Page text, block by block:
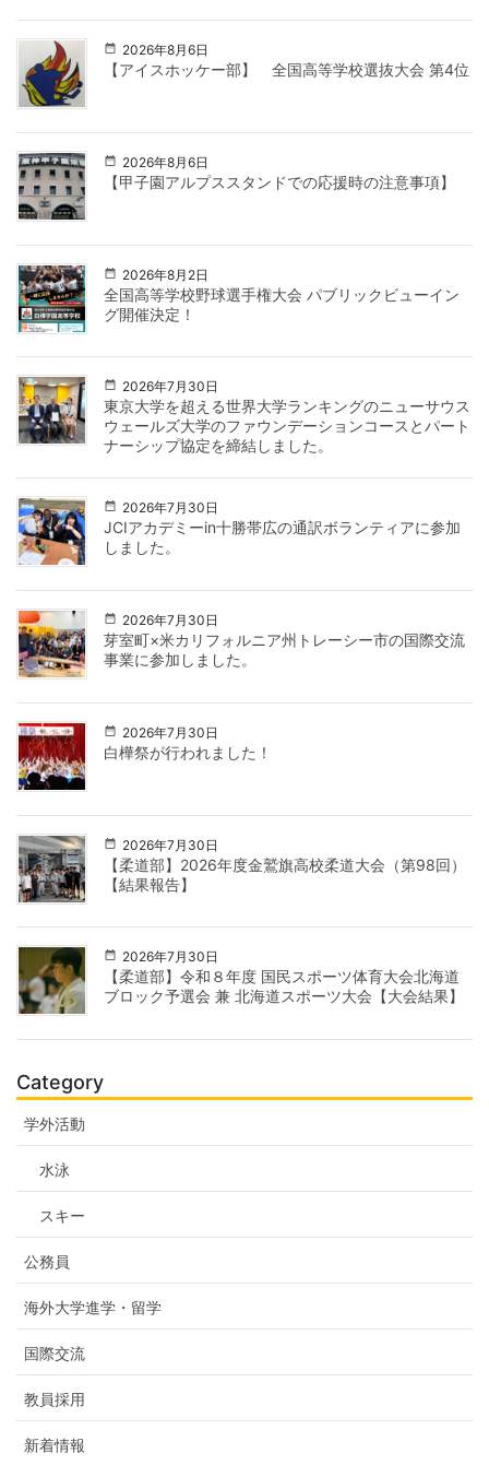
2026年8月6日
【アイスホッケー部】 全国高等学校選抜大会 第4位
2026年8月6日
【甲子園アルプススタンドでの応援時の注意事項】
2026年8月2日
全国高等学校野球選手権大会 パブリックビューイン
グ開催決定！
2026年7月30日
東京大学を超える世界大学ランキングのニューサウス
ウェールズ大学のファウンデーションコースとパート
ナーシップ協定を締結しました。
2026年7月30日
JCIアカデミーin十勝帯広の通訳ボランティアに参加
しました。
2026年7月30日
芽室町×米カリフォルニア州トレーシー市の国際交流
事業に参加しました。
2026年7月30日
白樺祭が行われました！
2026年7月30日
【柔道部】2026年度金鷲旗高校柔道大会（第98回）
【結果報告】
2026年7月30日
【柔道部】令和８年度 国民スポーツ体育大会北海道
ブロック予選会 兼 北海道スポーツ大会【大会結果】
Category
学外活動
水泳
スキー
公務員
海外大学進学・留学
国際交流
教員採用
新着情報